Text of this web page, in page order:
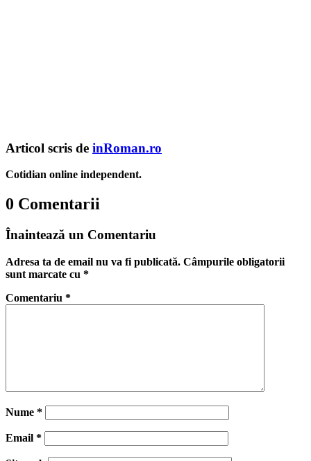
Articol scris de inRoman.ro
Cotidian online independent.
0 Comentarii
Înaintează un Comentariu
Adresa ta de email nu va fi publicată. Câmpurile obligatorii
sunt marcate cu *
Comentariu *
Nume *
Email *